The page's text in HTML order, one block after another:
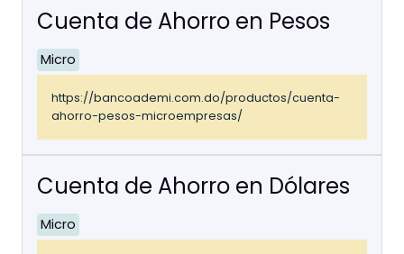
Cuenta de Ahorro en Pesos
Micro
https://bancoademi.com.do/productos/cuenta-
ahorro-pesos-microempresas/
Cuenta de Ahorro en Dólares
Micro